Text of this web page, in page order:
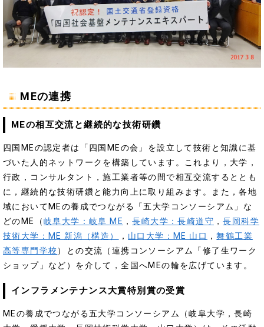
MEの連携
MEの相互交流と継続的な技術研鑽
四国MEの認定者は「四国MEの会」を設立して技術と知識に基
づいた人的ネットワークを構築しています。これより，大学，
行政，コンサルタント，施工業者等の間で相互交流するととも
に，継続的な技術研鑽と能力向上に取り組みます。また，各地
域においてMEの養成でつながる「五大学コンソーシアム」な
どのME（岐阜大学：岐阜 ME ，長崎大学：長崎道守 ，長岡科学
技術大学：ME 新潟（構造）
， 山口大学：ME 山口 ，舞鶴工業
高等専門学校 ）との交流（連携コンソーシアム「修了生ワーク
ショップ」など）を介して，全国へMEの輪を広げています。
インフラメンテナンス大賞特別賞の受賞
MEの養成でつながる五大学コンソーシアム（岐阜大学，長崎